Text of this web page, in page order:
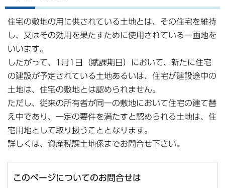
住宅の敷地の用に供されている土地とは、その住宅を維持
し、又はその効用を果たすために使用されている一画地を
いいます。
したがって、1月1日（賦課期日）において、新たに住宅
の建設が予定されている土地あるいは、住宅が建設途中の
土地は、住宅の敷地とは認められません。
ただし、従来の所有者が同一の敷地において住宅の建て替
え中であり、一定の要件を満たすと認められる土地は、住
宅用地として取り扱うこととなります。
詳しくは、資産税課土地係までお問合せ下さい。
このページについてのお問合せは